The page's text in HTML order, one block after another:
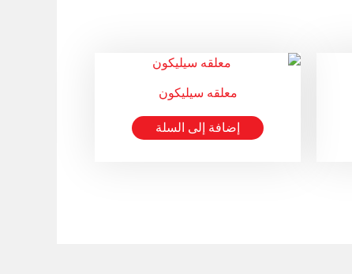
معلقه سيليكون
إضافة إلى السلة